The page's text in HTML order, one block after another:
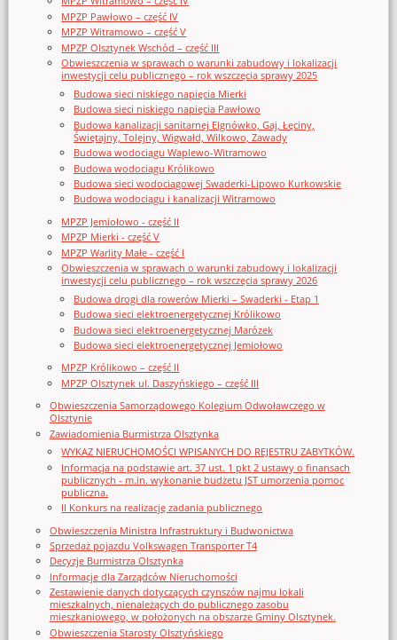
MPZP Pawłowo – część IV
MPZP Witramowo – część V
MPZP Olsztynek Wschód – część III
Obwieszczenia w sprawach o warunki zabudowy i lokalizacji
inwestycji celu publicznego – rok wszczęcia sprawy 2025
Budowa sieci niskiego napięcia Mierki
Budowa sieci niskiego napięcia Pawłowo
Budowa kanalizacji sanitarnej Elgnówko, Gaj, Łęciny,
Świętajny, Tolejny, Wigwałd, Wilkowo, Zawady
Budowa wodociągu Waplewo-Witramowo
Budowa wodociągu Królikowo
Budowa sieci wodociągowej Swaderki-Lipowo Kurkowskie
Budowa wodociągu i kanalizacji Witramowo
MPZP Jemiołowo - część II
MPZP Mierki - część V
MPZP Warlity Małe - część I
Obwieszczenia w sprawach o warunki zabudowy i lokalizacji
inwestycji celu publicznego – rok wszczęcia sprawy 2026
Budowa drogi dla rowerów Mierki – Swaderki - Etap 1
Budowa sieci elektroenergetycznej Królikowo
Budowa sieci elektroenergetycznej Marózek
Budowa sieci elektroenergetycznej Jemiołowo
MPZP Królikowo – część II
MPZP Olsztynek ul. Daszyńskiego – część III
Obwieszczenia Samorządowego Kolegium Odwoławczego w
Olsztynie
Zawiadomienia Burmistrza Olsztynka
WYKAZ NIERUCHOMOŚCI WPISANYCH DO REJESTRU ZABYTKÓW.
Informacja na podstawie art. 37 ust. 1 pkt 2 ustawy o finansach
publicznych - m.in. wykonanie budżetu JST umorzenia pomoc
publiczna.
II Konkurs na realizację zadania publicznego
Obwieszczenia Ministra Infrastruktury i Budwonictwa
Sprzedaż pojazdu Volkswagen Transporter T4
Decyzje Burmistrza Olsztynka
Informacje dla Zarządców Nieruchomości
Zestawienie danych dotyczących czynszów najmu lokali
mieszkalnych, nienależących do publicznego zasobu
mieszkaniowego, w położonych na obszarze Gminy Olsztynek.
Obwieszczenia Starosty Olsztyńskiego